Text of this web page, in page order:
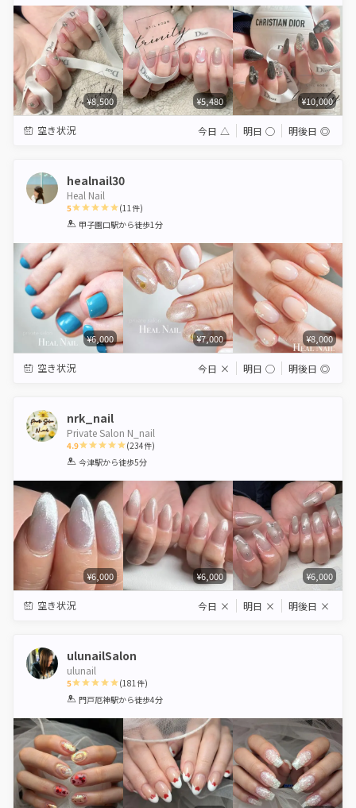
¥8,500 ¥5,480 ¥10,000
空き状況 今日 △ 明日 ◯ 明後日 ◎
healnail30
Heal Nail
5
1 2 3 4 5
(11件)
甲子園口駅から徒歩1分
¥6,000 ¥7,000 ¥8,000
空き状況 今日 × 明日 ◯ 明後日 ◎
nrk_nail
Private Salon N_nail
4.9
1 2 3 4 5
(234件)
今津駅から徒歩5分
¥6,000 ¥6,000 ¥6,000
空き状況 今日 × 明日 × 明後日 ×
ulunailSalon
ulunail
5
1 2 3 4 5
(181件)
門戸厄神駅から徒歩4分